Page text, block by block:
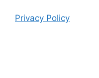
Privacy Policy